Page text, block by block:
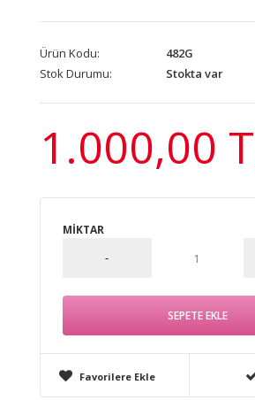
Ürün Kodu:
482G
Stok Durumu:
Stokta var
1.000,00
MIKTAR
Favorilere Ekle